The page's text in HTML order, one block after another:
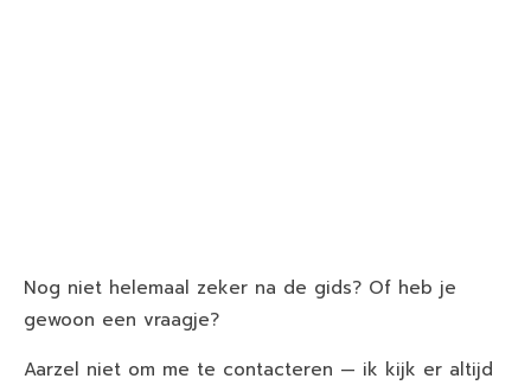
Nog niet helemaal zeker na de gids? Of heb je
gewoon een vraagje?
Aarzel niet om me te contacteren — ik kijk er altijd